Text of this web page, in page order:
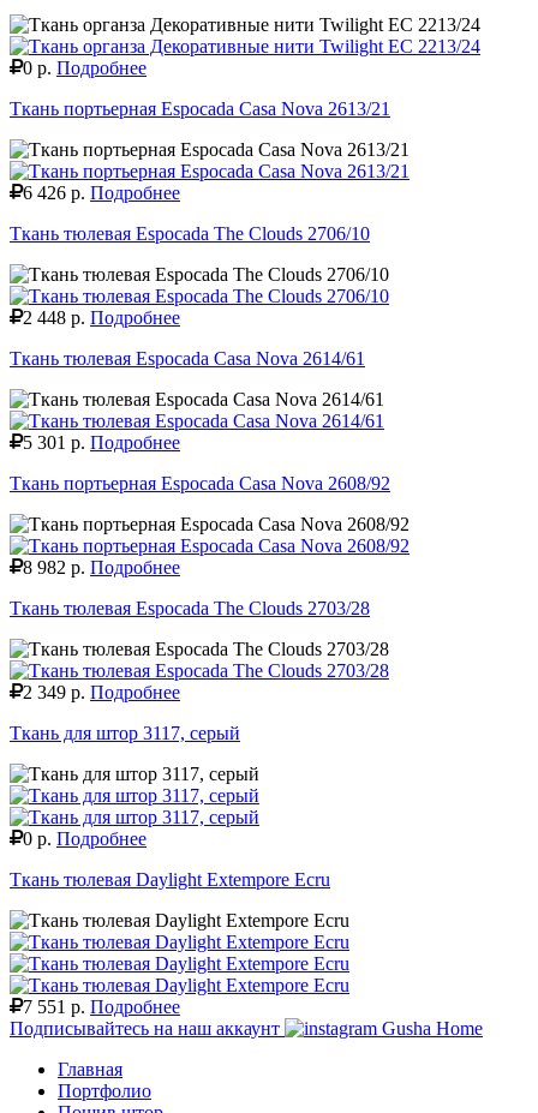
0 р. Подробнее
Ткань портьерная Espocada Casa Nova 2613/21
6 426 р. Подробнее
Ткань тюлевая Espocada The Clouds 2706/10
2 448 р. Подробнее
Ткань тюлевая Espocada Casa Nova 2614/61
5 301 р. Подробнее
Ткань портьерная Espocada Casa Nova 2608/92
8 982 р. Подробнее
Ткань тюлевая Espocada The Clouds 2703/28
2 349 р. Подробнее
Ткань для штор 3117, серый
0 р. Подробнее
Ткань тюлевая Daylight Extempore Ecru
7 551 р. Подробнее
Подписывайтесь на наш аккаунт
Gusha Home
Главная
Портфолио